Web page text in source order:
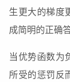
生更大的梯度
成简明的正确答
当优势函数为
所受的惩罚反